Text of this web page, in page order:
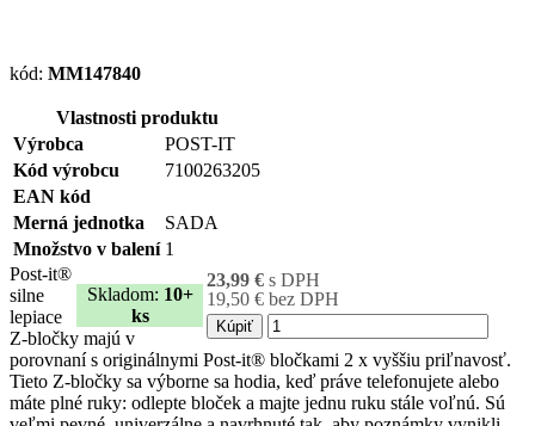
kód: MM147840
Vlastnosti produktu
Výrobca
POST-IT
Kód výrobcu
7100263205
EAN kód
Merná jednotka
SADA
Množstvo v balení 1
23,99 € s DPH
19,50 € bez DPH
Kúpiť
Skladom: 10+
ks
Post-it®
silne
lepiace
Z-bločky majú v
porovnaní s originálnymi Post-it® bločkami 2 x vyššiu priľnavosť.
Tieto Z-bločky sa výborne sa hodia, keď práve telefonujete alebo
máte plné ruky: odlepte bloček a majte jednu ruku stále voľnú. Sú